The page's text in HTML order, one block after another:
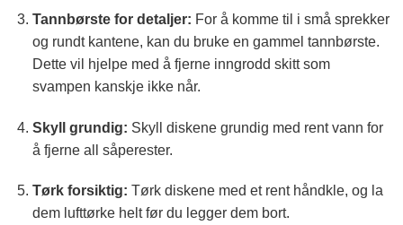
Tannbørste for detaljer: For å komme til i små sprekker
og rundt kantene, kan du bruke en gammel tannbørste.
Dette vil hjelpe med å fjerne inngrodd skitt som
svampen kanskje ikke når.
Skyll grundig: Skyll diskene grundig med rent vann for
å fjerne all såperester.
Tørk forsiktig: Tørk diskene med et rent håndkle, og la
dem lufttørke helt før du legger dem bort.